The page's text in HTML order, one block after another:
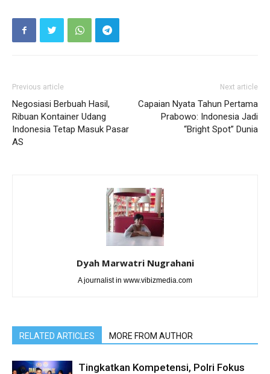
Previous article
Negosiasi Berbuah Hasil,
Ribuan Kontainer Udang
Indonesia Tetap Masuk Pasar
AS
Next article
Capaian Nyata Tahun Pertama
Prabowo: Indonesia Jadi
“Bright Spot” Dunia
Dyah Marwatri Nugrahani
A journalist in www.vibizmedia.com
RELATED ARTICLES MORE FROM AUTHOR
Tingkatkan Kompetensi, Polri Fokus